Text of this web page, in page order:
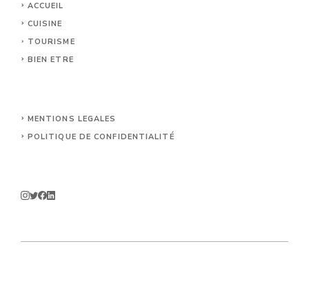
ACCUEIL
CUISINE
TOURISME
BIEN ETRE
MENTIONS LEGALES
POLITIQUE DE CONFIDENTIALITÉ